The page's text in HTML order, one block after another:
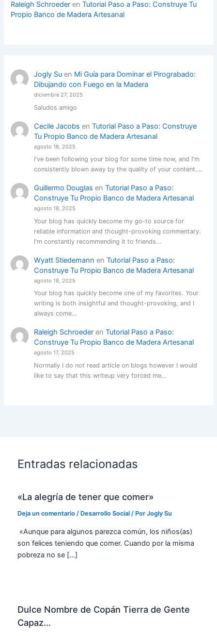
Raleigh Schroeder enTutorial Paso a Paso: Construye Tu
Propio Banco de Madera Artesanal
Jogly Suen Mi Guía para Dominar el Pirograbado:
Dibujando con Fuego en la Madera
diciembre 27, 2025
Saludos amigo
Cecile Jacobs en Tutorial Paso a Paso: Construye
Tu Propio Banco de Madera Artesanal
agosto 18, 2025
I've been following your blog for some time now, and I'm
consistently blown away by the quality of your content.…
Guillermo Douglas en Tutorial Paso a Paso:
Construye Tu Propio Banco de Madera Artesanal
agosto 18, 2025
Your blog has quickly become my go-to source for
reliable information and thought-provoking commentary.
I'm constantly recommending it to friends…
Wyatt Stiedemann en Tutorial Paso a Paso:
Construye Tu Propio Banco de Madera Artesanal
agosto 18, 2025
Your blog has quickly become one of my favorites. Your
writing is both insightful and thought-provoking, and I
always come…
Raleigh Schroederen Tutorial Paso a Paso:
Construye Tu Propio Banco de Madera Artesanal
agosto 17, 2025
Normally I do not read article on blogs however I would
like to say that this writeup very forced me…
Entradas relacionadas
«La alegría de tener que comer»
Deja un comentario / Desarrollo Social / PorJogly Su
«Aunque para algunos parezca común, los niños(as)
son felices teniendo que comer. Cuando por la misma
pobreza no se […]
Dulce Nombre de Copán Tierra de Gente
Capaz…